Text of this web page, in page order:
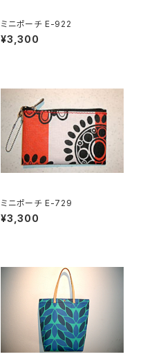
ミニポーチ E-922
¥3,300
ミニポーチ E-729
¥3,300